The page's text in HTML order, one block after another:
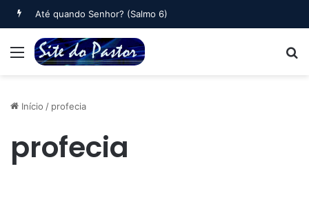
Oração Matinal (Salmo 5)
Menu
Início / profecia
profecia